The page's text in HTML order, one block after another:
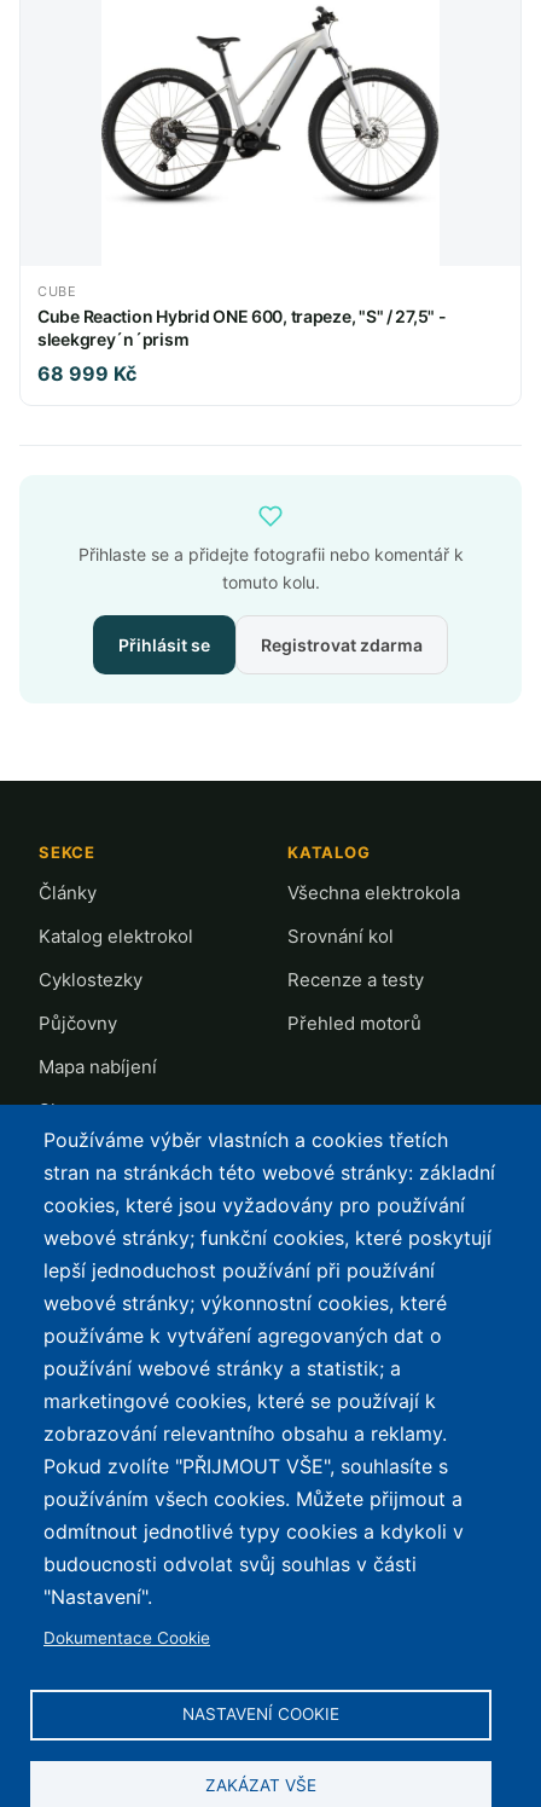
CUBE
Cube Reaction Hybrid ONE 600, trapeze, "S" / 27,5" -
sleekgrey´n´prism
68 999 Kč
Přihlaste se a přidejte fotografii nebo komentář k
tomuto kolu.
Přihlásit se Registrovat zdarma
SEKCE
Články
Katalog elektrokol
Cyklostezky
Půjčovny
Mapa nabíjení
Slevy
KATALOG
Všechna elektrokola
Srovnání kol
Recenze a testy
Přehled motorů
TOP LISTY Z DAT
Přehled top listů
Nejlehčí elektrokola
Největší dojezd
Nejlevnější s Bosch CX
Největší poklesy cen
Nejlepší poměr
cena/výkon
SERVIS
Kontakt
Podmínky užívání a
ochrana osobních údajů
e-Biker Point
Mapa stránek
O WEBU
Průvodce světem
elektrokol — recenze,
mapa nabíjecích stanic z
Používáme výběr vlastních a cookies třetích
stran na stránkách této webové stránky: základní
cookies, které jsou vyžadovány pro používání
webové stránky; funkční cookies, které poskytují
lepší jednoduchost používání při používání
webové stránky; výkonnostní cookies, které
používáme k vytváření agregovaných dat o
používání webové stránky a statistik; a
marketingové cookies, které se používají k
zobrazování relevantního obsahu a reklamy.
Pokud zvolíte "PŘIJMOUT VŠE", souhlasíte s
používáním všech cookies. Můžete přijmout a
odmítnout jednotlivé typy cookies a kdykoli v
budoucnosti odvolat svůj souhlas v části
"Nastavení".
Dokumentace Cookie
NASTAVENÍ COOKIE
ZAKÁZAT VŠE
© 2026 e-Biker.cz
Obsah je chráněn autorským právem. Zobrazujeme reklamu.
REKLAMA